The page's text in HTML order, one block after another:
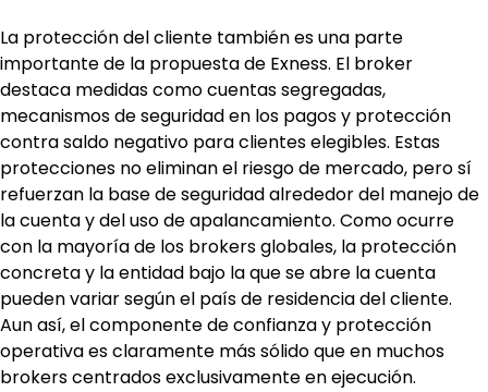
La protección del cliente también es una parte
importante de la propuesta de Exness. El broker
destaca medidas como cuentas segregadas,
mecanismos de seguridad en los pagos y protección
contra saldo negativo para clientes elegibles. Estas
protecciones no eliminan el riesgo de mercado, pero sí
refuerzan la base de seguridad alrededor del manejo de
la cuenta y del uso de apalancamiento. Como ocurre
con la mayoría de los brokers globales, la protección
concreta y la entidad bajo la que se abre la cuenta
pueden variar según el país de residencia del cliente.
Aun así, el componente de confianza y protección
operativa es claramente más sólido que en muchos
brokers centrados exclusivamente en ejecución.